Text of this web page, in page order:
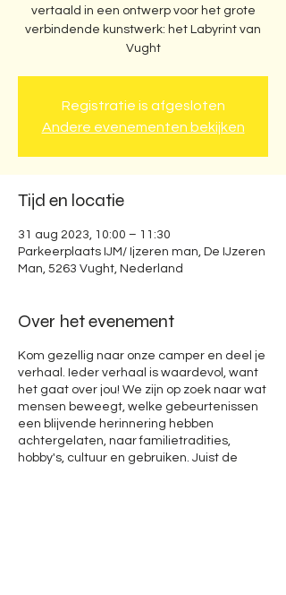
vertaald in een ontwerp voor het grote
verbindende kunstwerk: het Labyrint van
Vught
Registratie is afgesloten
Andere evenementen bekijken
Tijd en locatie
31 aug 2023, 10:00 – 11:30
Parkeerplaats IJM/ Ijzeren man, De IJzeren
Man, 5263 Vught, Nederland
Over het evenement
Kom gezellig naar onze camper en deel je
verhaal. Ieder verhaal is waardevol, want
het gaat over jou! We zijn op zoek naar wat
mensen beweegt, welke gebeurtenissen
een blijvende herinnering hebben
achtergelaten, naar familietradities,
hobby's, cultuur en gebruiken. Juist de